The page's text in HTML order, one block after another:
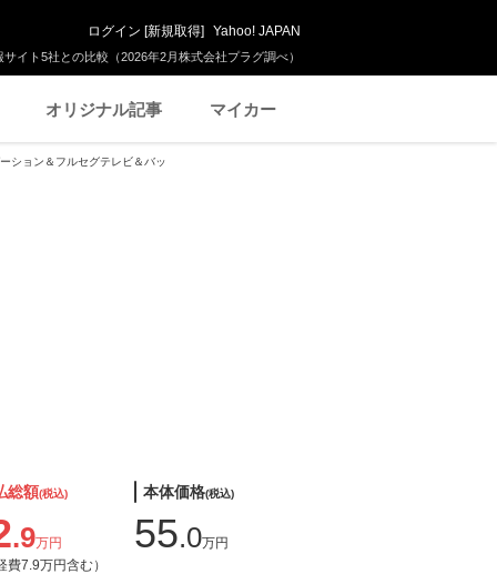
イト5社との比較（2026年2月株式会社プラグ調べ）
ログイン [新規取得] Yahoo! JAPAN
オリジナル記事 マイカー
ション＆フルセグテレビ＆バッ
総額(税込)
.9万円
費7.9万円含む）
本体価格(税込)
55.0万円